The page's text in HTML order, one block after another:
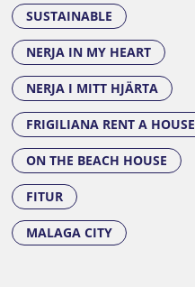
SUSTAINABLE
NERJA IN MY HEART
NERJA I MITT HJÄRTA
FRIGILIANA RENT A HOUSE
ON THE BEACH HOUSE
FITUR
MALAGA CITY